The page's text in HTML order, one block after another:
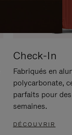
Check-In
Fabriqués en
polycarbonate,
parfaits pour
semaines.
DÉCOUVRIR